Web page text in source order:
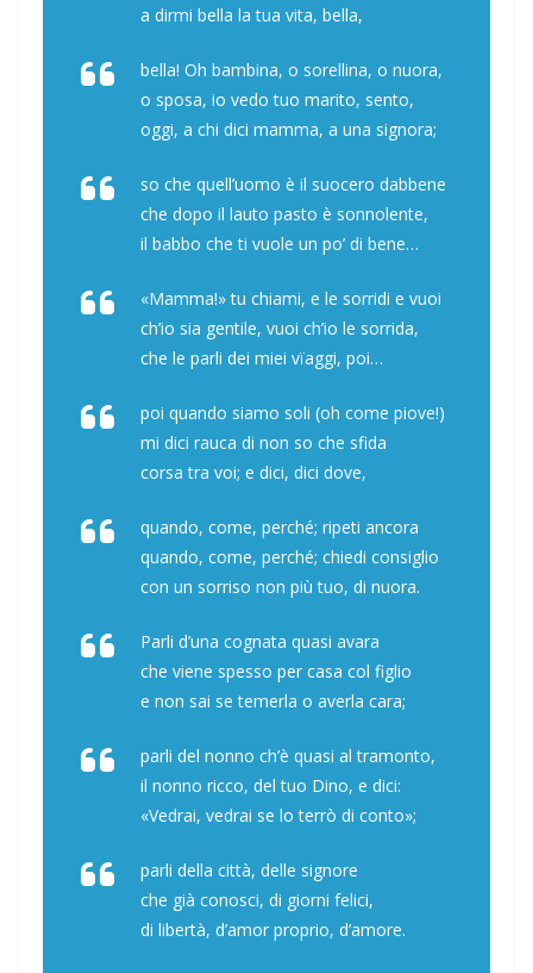
a dirmi bella la tua vita, bella,
bella! Oh bambina, o sorellina, o nuora,
o sposa, io vedo tuo marito, sento,
oggi, a chi dici mamma, a una signora;
so che quell’uomo è il suocero dabbene
che dopo il lauto pasto è sonnolente,
il babbo che ti vuole un po’ di bene…
«Mamma!» tu chiami, e le sorridi e vuoi
ch’io sia gentile, vuoi ch’io le sorrida,
che le parli dei miei vïaggi, poi…
poi quando siamo soli (oh come piove!)
mi dici rauca di non so che sfida
corsa tra voi; e dici, dici dove,
quando, come, perché; ripeti ancora
quando, come, perché; chiedi consiglio
con un sorriso non più tuo, di nuora.
Parli d’una cognata quasi avara
che viene spesso per casa col figlio
e non sai se temerla o averla cara;
parli del nonno ch’è quasi al tramonto,
il nonno ricco, del tuo Dino, e dici:
«Vedrai, vedrai se lo terrò di conto»;
parli della città, delle signore
che già conosci, di giorni felici,
di libertà, d’amor proprio, d’amore.